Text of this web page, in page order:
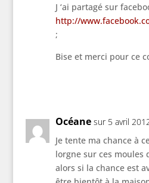
J ‘ai partagé sur
http://
;
Bise et merci pour ce
Océane sur 5 avril
Je tente ma chance à
lorgne sur ces moules
alors si la chance est